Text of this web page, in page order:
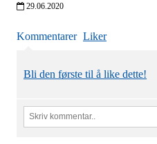
29.06.2020
Kommentarer Liker
Bli den første til å like dette!